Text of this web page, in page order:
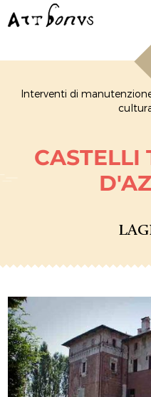
Interventi di
CASTELLI